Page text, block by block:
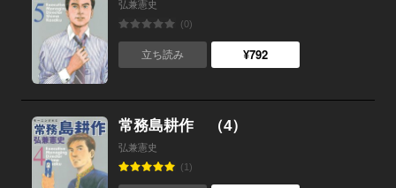
弘兼憲史
(0)
立ち読み ¥792
常務島耕作 （4）
弘兼憲史
(1)